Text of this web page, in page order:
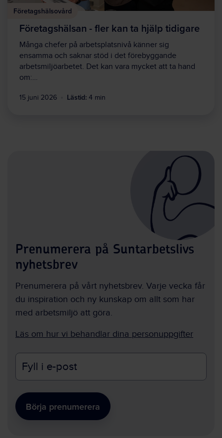
Företagshälsovård
Företagshälsan - fler kan ta hjälp tidigare
Många chefer på arbetsplatsnivå känner sig
ensamma och saknar stöd i det förebyggande
arbetsmiljöarbetet. Det kan vara mycket att ta hand
om:…
15 juni 2026 Lästid: 4 min
Prenumerera på Suntarbetslivs
nyhetsbrev
Prenumerera på vårt nyhetsbrev. Varje vecka får
du inspiration och ny kunskap om allt som har
med arbetsmiljö att göra.
Läs om hur vi behandlar dina personuppgifter
postadress
Börja prenumerera